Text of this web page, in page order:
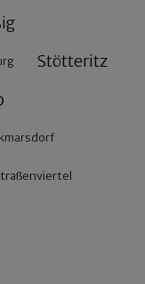
Stötteritz